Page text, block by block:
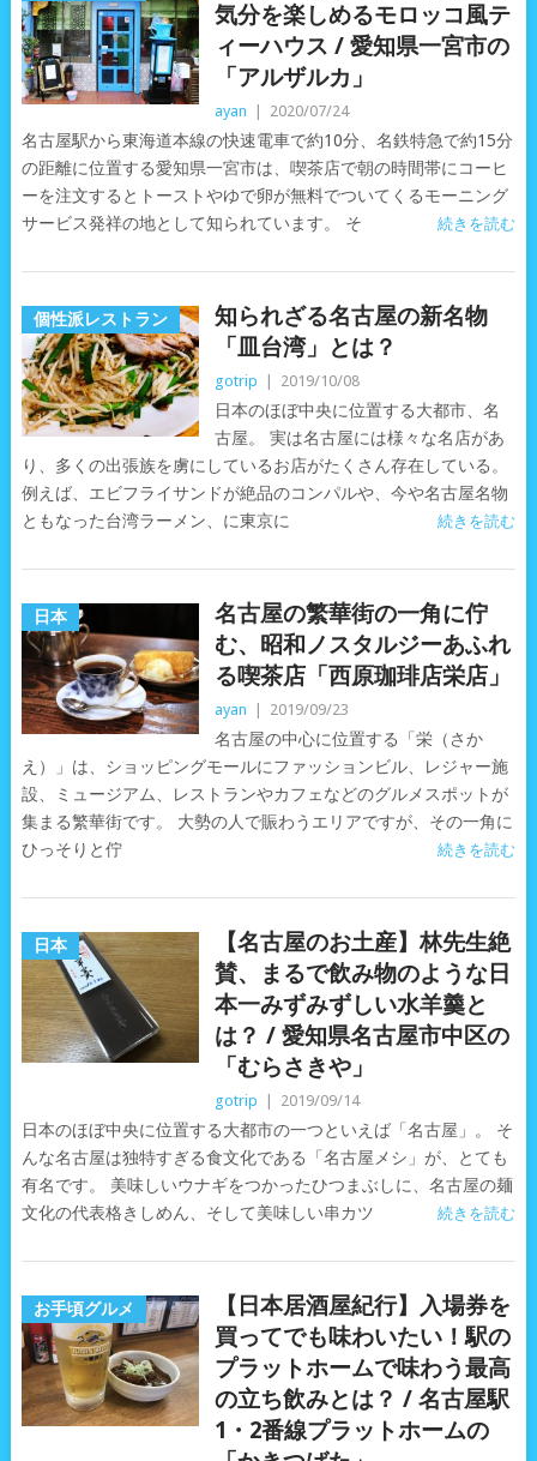
気分を楽しめるモロッコ風テ
ィーハウス / 愛知県一宮市の
「アルザルカ」
ayan 2020/07/24
名古屋駅から東海道本線の快速電車で約10分、名鉄特急で約15分
の距離に位置する愛知県一宮市は、喫茶店で朝の時間帯にコーヒ
ーを注文するとトーストやゆで卵が無料でついてくるモーニング
サービス発祥の地として知られています。 そ
続きを読む
個性派レストラン
知られざる名古屋の新名物
「皿台湾」とは？
gotrip 2019/10/08
日本のほぼ中央に位置する大都市、名
古屋。 実は名古屋には様々な名店があ
り、多くの出張族を虜にしているお店がたくさん存在している。
例えば、エビフライサンドが絶品のコンパルや、今や名古屋名物
ともなった台湾ラーメン、に東京に
続きを読む
日本
名古屋の繁華街の一角に佇
む、昭和ノスタルジーあふれ
る喫茶店「西原珈琲店栄店」
ayan 2019/09/23
名古屋の中心に位置する「栄（さか
え）」は、ショッピングモールにファッションビル、レジャー施
設、ミュージアム、レストランやカフェなどのグルメスポットが
集まる繁華街です。 大勢の人で賑わうエリアですが、その一角に
ひっそりと佇
続きを読む
日本
【名古屋のお土産】林先生絶
賛、まるで飲み物のような日
本一みずみずしい水羊羹と
は？ / 愛知県名古屋市中区の
「むらさきや」
gotrip 2019/09/14
日本のほぼ中央に位置する大都市の一つといえば「名古屋」。 そ
んな名古屋は独特すぎる食文化である「名古屋メシ」が、とても
有名です。 美味しいウナギをつかったひつまぶしに、名古屋の麺
文化の代表格きしめん、そして美味しい串カツ
続きを読む
お手頃グルメ
【日本居酒屋紀行】入場券を
買ってでも味わいたい！駅の
プラットホームで味わう最高
の立ち飲みとは？ / 名古屋駅
1・2番線プラットホームの